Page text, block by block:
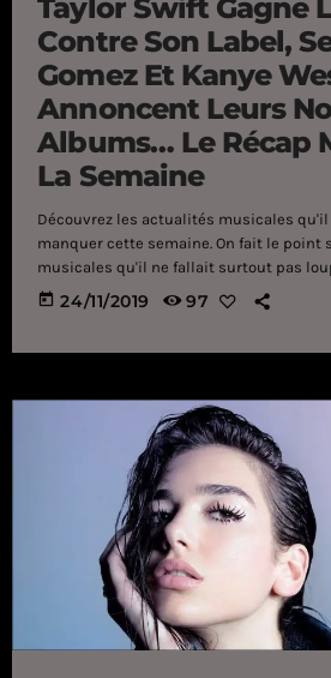
Taylor Swift Gagne
Contre Son Label,
Gomez Et Kanye
Annoncent Leurs
Albums… Le Récap
La Semaine
Découvrez les actualités musicales
manquer cette semaine. On fait le point
musicales qu'il ne fallait surtout pas
jours. Si Taylor Swift a connu quelques
dernière qui lui a fallu de prendre la
today 24/11/2019 97